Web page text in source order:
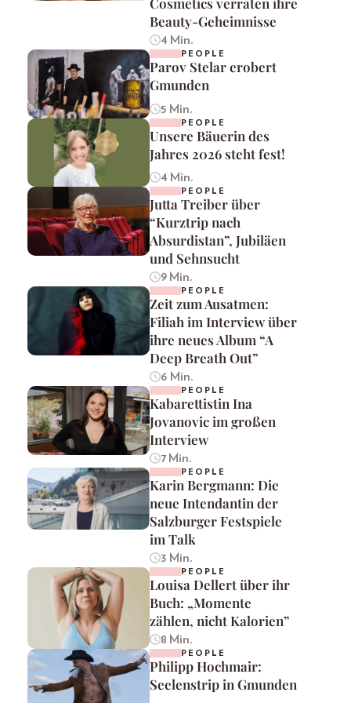
Beauty-Geheimnisse
4 Min.
PEOPLE
Parov Stelar erobert
Gmunden
5 Min.
PEOPLE
Unsere Bäuerin des
Jahres 2026 steht fest!
4 Min.
PEOPLE
Jutta Treiber über
“Kurztrip nach
Absurdistan”, Jubiläen
und Sehnsucht
9 Min.
PEOPLE
Zeit zum Ausatmen:
Filiah im Interview über
ihre neues Album “A
Deep Breath Out”
6 Min.
PEOPLE
Kabarettistin Ina
Jovanovic im großen
Interview
7 Min.
PEOPLE
Karin Bergmann: Die
neue Intendantin der
Salzburger Festspiele
im Talk
3 Min.
PEOPLE
Louisa Dellert über ihr
Buch: „Momente
zählen, nicht Kalorien”
8 Min.
PEOPLE
Philipp Hochmair:
Seelenstrip in Gmunden